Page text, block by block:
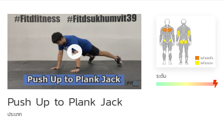
ระดับ
Push Up to Plank Jack
ประเภท